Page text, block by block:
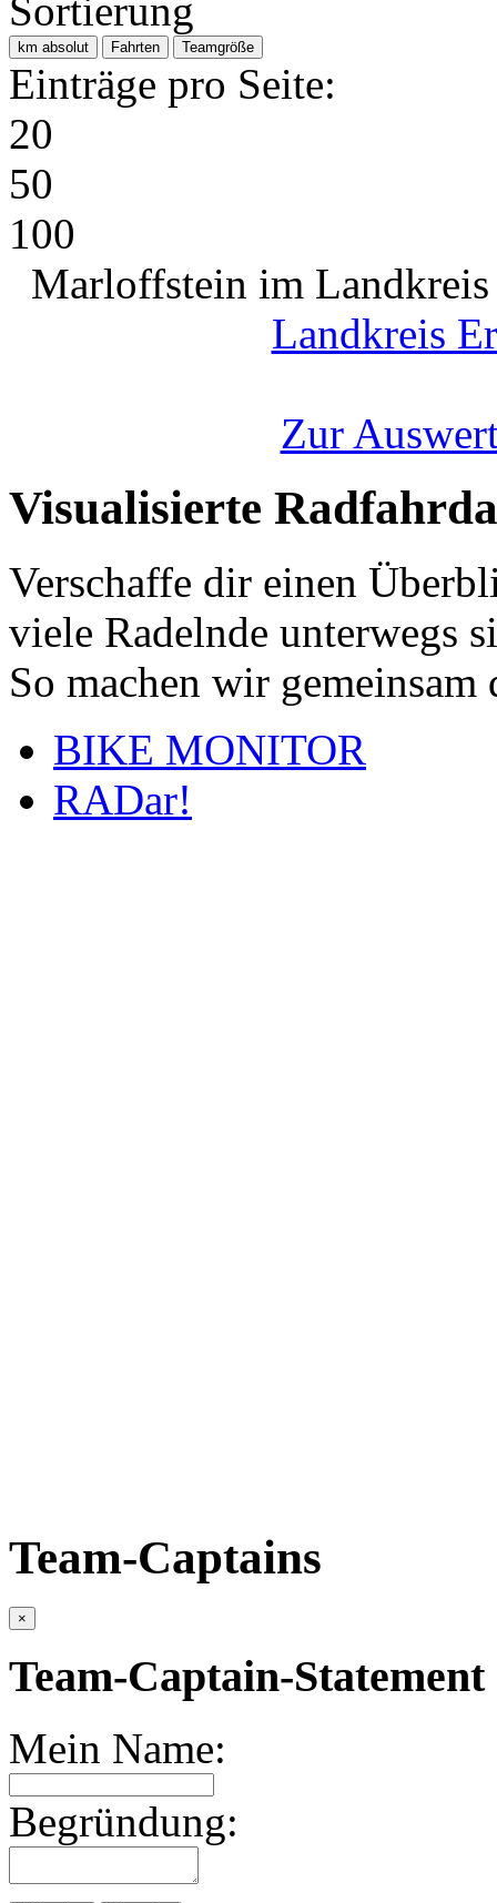
Sortierung
km absolut Fahrten Teamgröße
Einträge pro Seite:
20
50
100
Marloffstein im
Landkreis
Zur
Visualisierte
Verschaffe dir einen
viele Radelnde unterwegs
So machen wir
BIKE MONITOR
RADar!
Team-Captains
×
Team-Captain-
Mein Name:
Begründung: